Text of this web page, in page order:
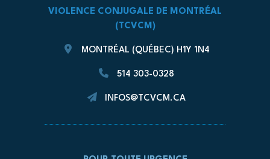
VIOLENCE CONJUGALE DE MONTRÉAL
(TCVCM)
MONTRÉAL (QUÉBEC) H1Y 1N4
514 303-0328
INFOS@TCVCM.CA